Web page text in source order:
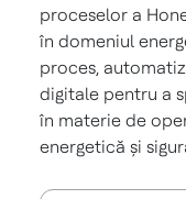
proceselor a
în domeniul
proces,
digitale pentru a
în materie de
energetică și